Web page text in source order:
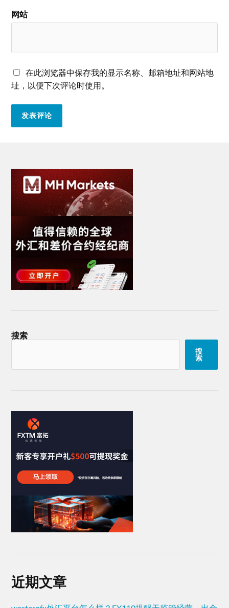
网站
在此浏览器中保存我的显示名称、邮箱地址和网站地
址，以便下次评论时使用。
搜索
搜
索
近期文章